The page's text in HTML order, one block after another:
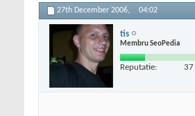
27th December 2006, 04:02
tis
Membru SeoPedia
Reputatie: 37